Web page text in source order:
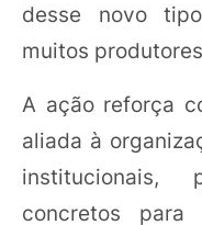
desse novo
muitos
A ação reforça
aliada à
institucionais,
concretos para